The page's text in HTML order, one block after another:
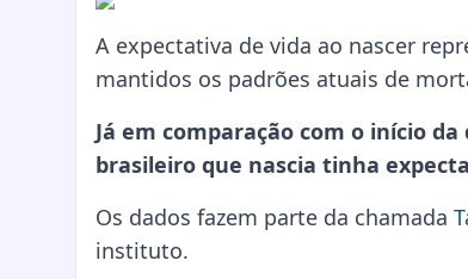
A expectativa de vida ao nascer
mantidos os padrões atuais de
Já em comparação com o início da
brasileiro que nascia tinha
Os dados fazem parte da chamada
instituto.